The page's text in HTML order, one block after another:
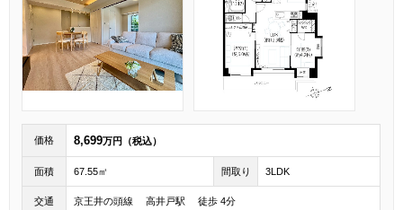
価格 8,699万円（税込）
面積 67.55㎡ 間取り 3LDK
交通 京王井の頭線 高井戸駅 徒歩 4分